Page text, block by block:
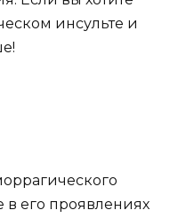
инсульте и
в его проявлениях